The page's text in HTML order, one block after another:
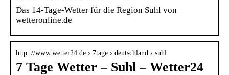
Das 14-Tage-Wetter für die Region Suhl von
wetteronline.de
http ://www.wetter24.de › 7tage › deutschland › suhl
7 Tage Wetter – Suhl – Wetter24